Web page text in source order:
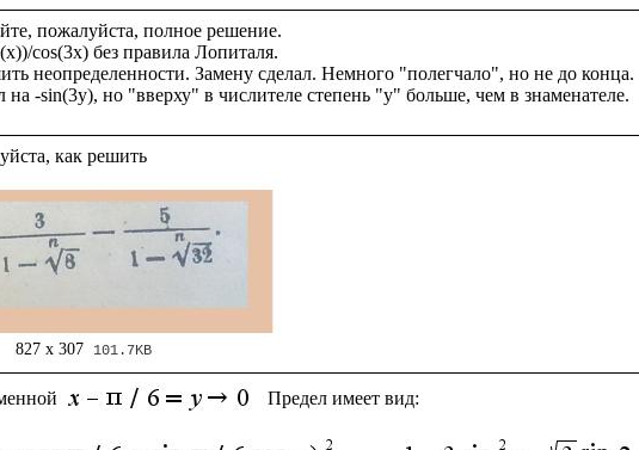
пожалуйста, полное решение.
cos(3x) без правила Лопиталя.
неопределенности. Замену сделал. Немного "полегчало", но не до конца.
827 x 307 101.7KB
Предел имеет вид: